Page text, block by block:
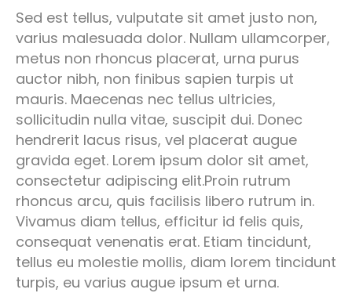
Sed est tellus, vulputate sit amet justo non,
varius malesuada dolor. Nullam ullamcorper,
metus non rhoncus placerat, urna purus
auctor nibh, non finibus sapien turpis ut
mauris. Maecenas nec tellus ultricies,
sollicitudin nulla vitae, suscipit dui. Donec
hendrerit lacus risus, vel placerat augue
gravida eget. Lorem ipsum dolor sit amet,
consectetur adipiscing elit.Proin rutrum
rhoncus arcu, quis facilisis libero rutrum in.
Vivamus diam tellus, efficitur id felis quis,
consequat venenatis erat. Etiam tincidunt,
tellus eu molestie mollis, diam lorem tincidunt
turpis, eu varius augue ipsum et urna.